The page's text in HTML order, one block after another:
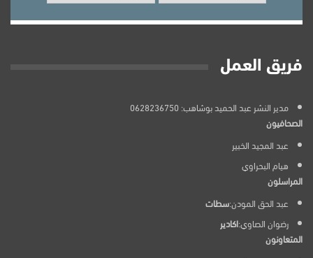
فريق العمل
مدير النشر عبد الحميد بوشاهب: 0628236750
الصحافيون
عبد المجيد الخبير
هيام البحراوي
المراسلون
عبد الحق المودن:سطات
رضوان الصاوي:اكادير
المتعاونون